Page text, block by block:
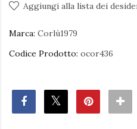
Aggiungi alla lista dei
Marca: Corlù1979
Codice Prodotto: ocor436